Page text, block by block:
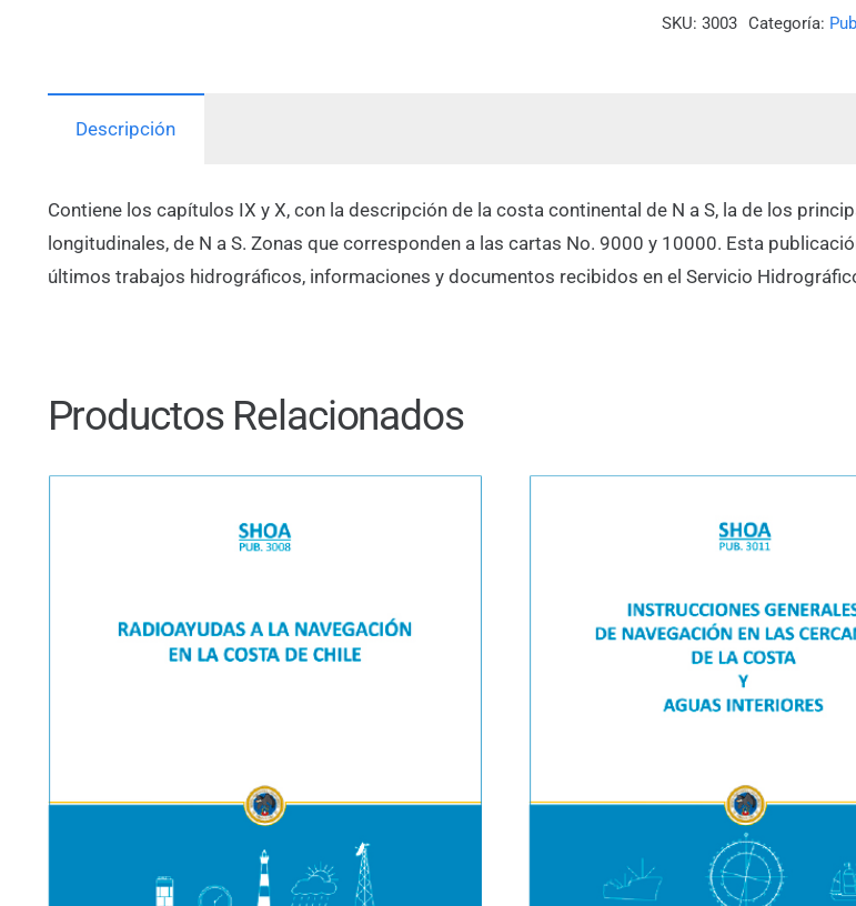
de
III.
Golfo
de
del
cantidad
SKU:3003 Categoría:
Descripción
Contiene los capítulos IX y X, con la descripción de la costa continental de N a S, la de los
longitudinales, de N a S. Zonas que corresponden a las cartas No. 9000 y 10000. Esta
últimos trabajos hidrográficos, informaciones y documentos recibidos en el Servicio
Productos Relacionados